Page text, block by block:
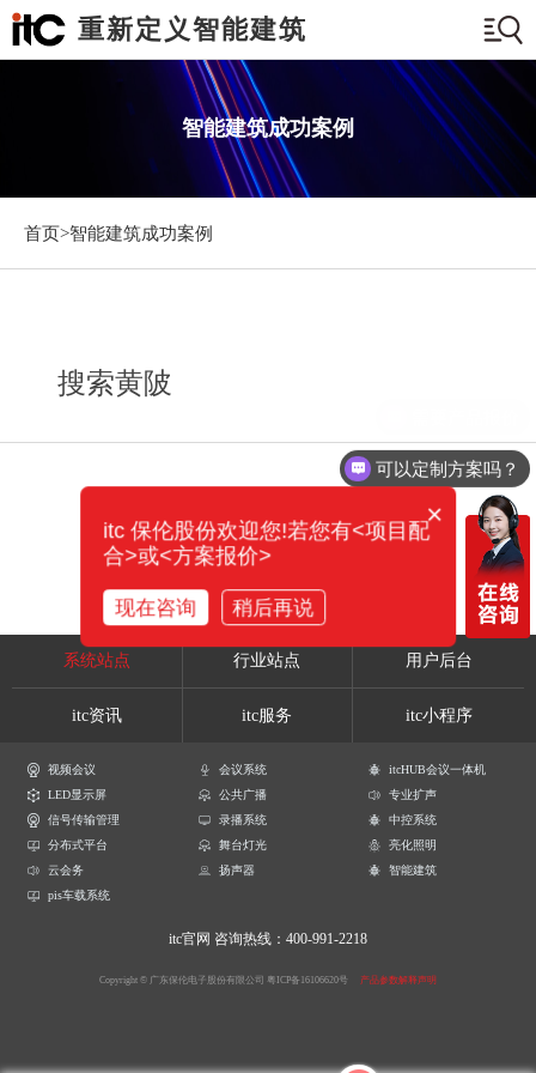
重新定义智能建筑
智能建筑成功案例
首页>智能建筑成功案例
搜索黄陂
系统站点 行业站点 用户后台
itc资讯 itc服务 itc小程序
视频会议 会议系统
itcHUB会议一体机
LED显示屏
公共广播
专业扩声
信号传输管理
录播系统
中控系统
分布式平台
舞台灯光
亮化照明
云会务
扬声器
智能建筑
pis车载系统
itc官网 咨询热线：400-991-2218
Copyright © 广东保伦电子股份有限公司 粤ICP备16106620号 产品参数解释声明
可以定制方案吗？
×
itc 保伦股份欢迎您!若您有<项目配
合>或<方案报价>
现在咨询 稍后再说